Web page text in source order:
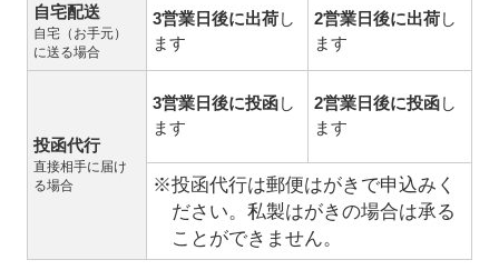
自宅配送
自宅（お手元）
に送る場合
3営業日後に出荷し
ます
2営業日後に出荷し
ます
投函代行
直接相手に届け
る場合
3営業日後に投函し
ます
2営業日後に投函し
ます
※投函代行は郵便はがきで申込みく
ださい。私製はがきの場合は承る
ことができません。